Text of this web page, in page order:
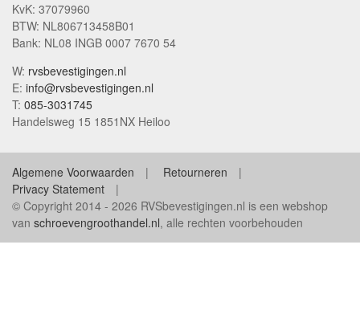
KvK: 37079960
BTW: NL806713458B01
Bank: NL08 INGB 0007 7670 54
W: rvsbevestigingen.nl
E: info@rvsbevestigingen.nl
T: 085-3031745
Handelsweg 15 1851NX Heiloo
Algemene Voorwaarden
Retourneren
Privacy Statement
© Copyright 2014 - 2026 RVSbevestigingen.nl is een webshop
van schroevengroothandel.nl, alle rechten voorbehouden